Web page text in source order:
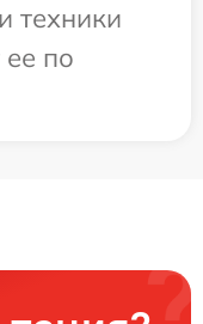
техники
ее по